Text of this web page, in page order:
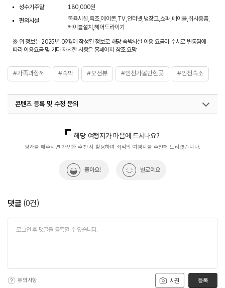
성수기주말
180,000원
편의시설
목욕시설,욕조,에어콘,TV,인터넷,냉장고,쇼파,테이블,취사용품,
케이블설치,헤어드라이기
※ 위 정보는 2025년 09월에 작성된 정보로 해당 숙박시설 이용 요금이 수시로 변동됨에
따라 이용요금 및 기타 자세한 사항은 홈페이지 참조 요망
#가족과함께 #숙박 #오션뷰 #인천가볼만한곳 #인천숙소
콘텐츠 등록 및 수정 문의
열린관광콘텐츠팀(열린관광-모두의여행)
033-738-3425
해당 여행지가 마음에 드시나요?
평가를 해주시면 개인화 추천 시 활용하여 최적의 여행지를 추천해 드리겠습니다.
좋아요! 별로예요
댓글 (0건)
사진
유의사항 등록